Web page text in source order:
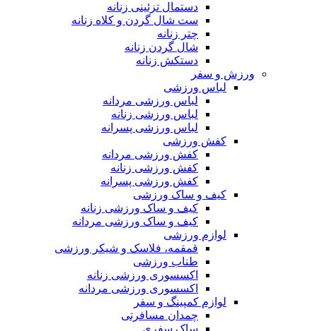
دستمال تزئینی زنانه
ست شال گردن و کلاه زنانه
چتر زنانه
شال گردن زنانه
دستکش زنانه
ورزش و سفر
لباس ورزشی
لباس ورزشی مردانه
لباس ورزشی زنانه
لباس ورزشی پسرانه
کفش ورزشی
کفش ورزشی مردانه
کفش ورزشی زنانه
کفش ورزشی پسرانه
کیف و ساک ورزشی
کیف و ساک ورزشی زنانه
کیف و ساک ورزشی مردانه
لوازم ورزشی
قمقمه، فلاسک و شیکر ورزشی
طناب ورزشی
اکسسوری ورزشی زنانه
اکسسوری ورزشی مردانه
لوازم کمپینگ و سفر
چمدان مسافرتی
ساک سفری